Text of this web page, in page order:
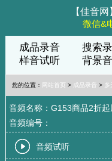
【佳音
微信&
成品录音 搜索
样音试听
背景
您的位置： 网站首页 > 成品录音 >
音频名称：G153商品2折
音频编号：
音频试听